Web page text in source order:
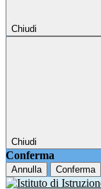
Chiudi
Chiudi
Conferma
Annulla Conferma